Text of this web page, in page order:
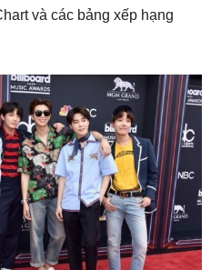
và các bảng xếp hạng